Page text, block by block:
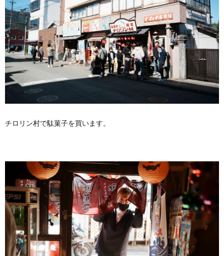
チロリン村で駄菓子を買います。